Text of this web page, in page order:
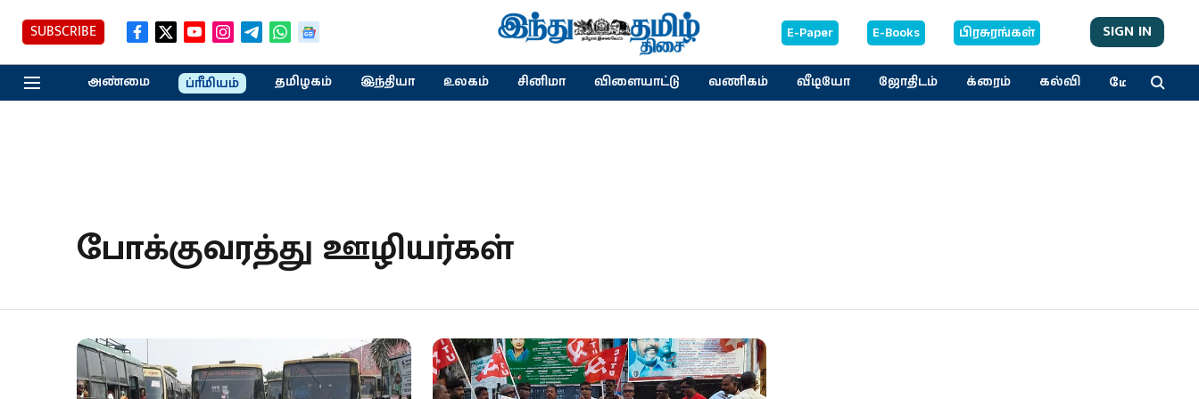
SUBSCRIBE E-Paper E-Books பிரசுரங்கள் SIGN IN
அண்மை ப்ரீமியம் தமிழகம் இந்தியா உலகம் சினிமா விளையாட்டு வணிகம் வீடியோ ஜோதிடம் க்ரைம் கல்வி மேலும்
போக்குவரத்து ஊழியர்கள்